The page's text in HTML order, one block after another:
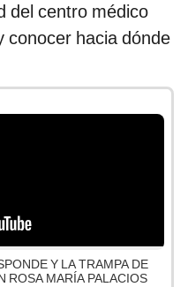
del centro médico
conocer hacia dónde
Y LA TRAMPA DE
ROSA MARÍA PALACIOS